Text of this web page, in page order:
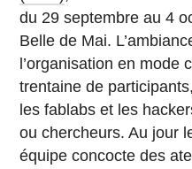
du 29 septembre au 4
Belle de Mai.
l’organisation en mode
trentaine de
les fablabs et les
ou chercheurs. Au jour
équipe concocte des